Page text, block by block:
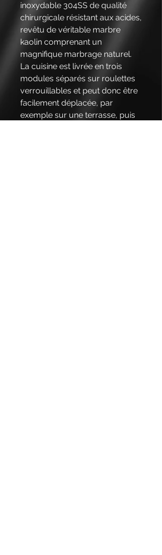
inoxydable 304SS de qualité
chirurgicale résistant aux acides,
revêtu de véritable marbre
kaolin comprenant un
magnifique marbrage naturel.
La cuisine est livrée en trois
modules séparés sur roulettes
verrouillables et peut donc être
facilement déplacée, par
exemple sur une terrasse, puis